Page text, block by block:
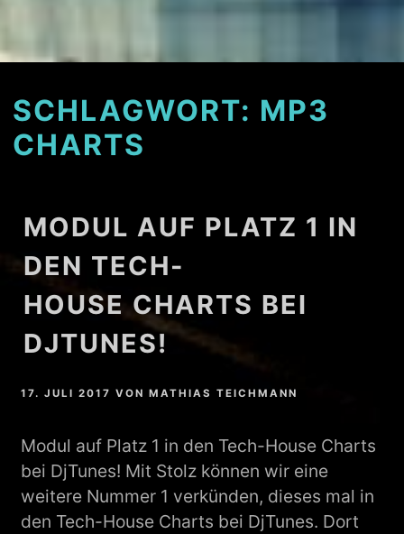
SCHLAGWORT: MP3
CHARTS
MODUL AUF PLATZ 1 IN
DEN TECH-
HOUSE CHARTS BEI
DJTUNES!
17. JULI 2017 VONMATHIAS TEICHMANN
Modul auf Platz 1 in den Tech-House Charts
bei DjTunes! Mit Stolz können wir eine
weitere Nummer 1 verkünden, dieses mal in
den Tech-House Charts bei DjTunes. Dort